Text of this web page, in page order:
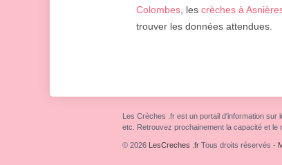
Colombes, les crèches à
trouver les données attendues.
Les Crèches .fr est un portail d'information
etc. Retrouvez prochainement la capacité et le
© 2026 LesCreches .fr Tous droits réservés -